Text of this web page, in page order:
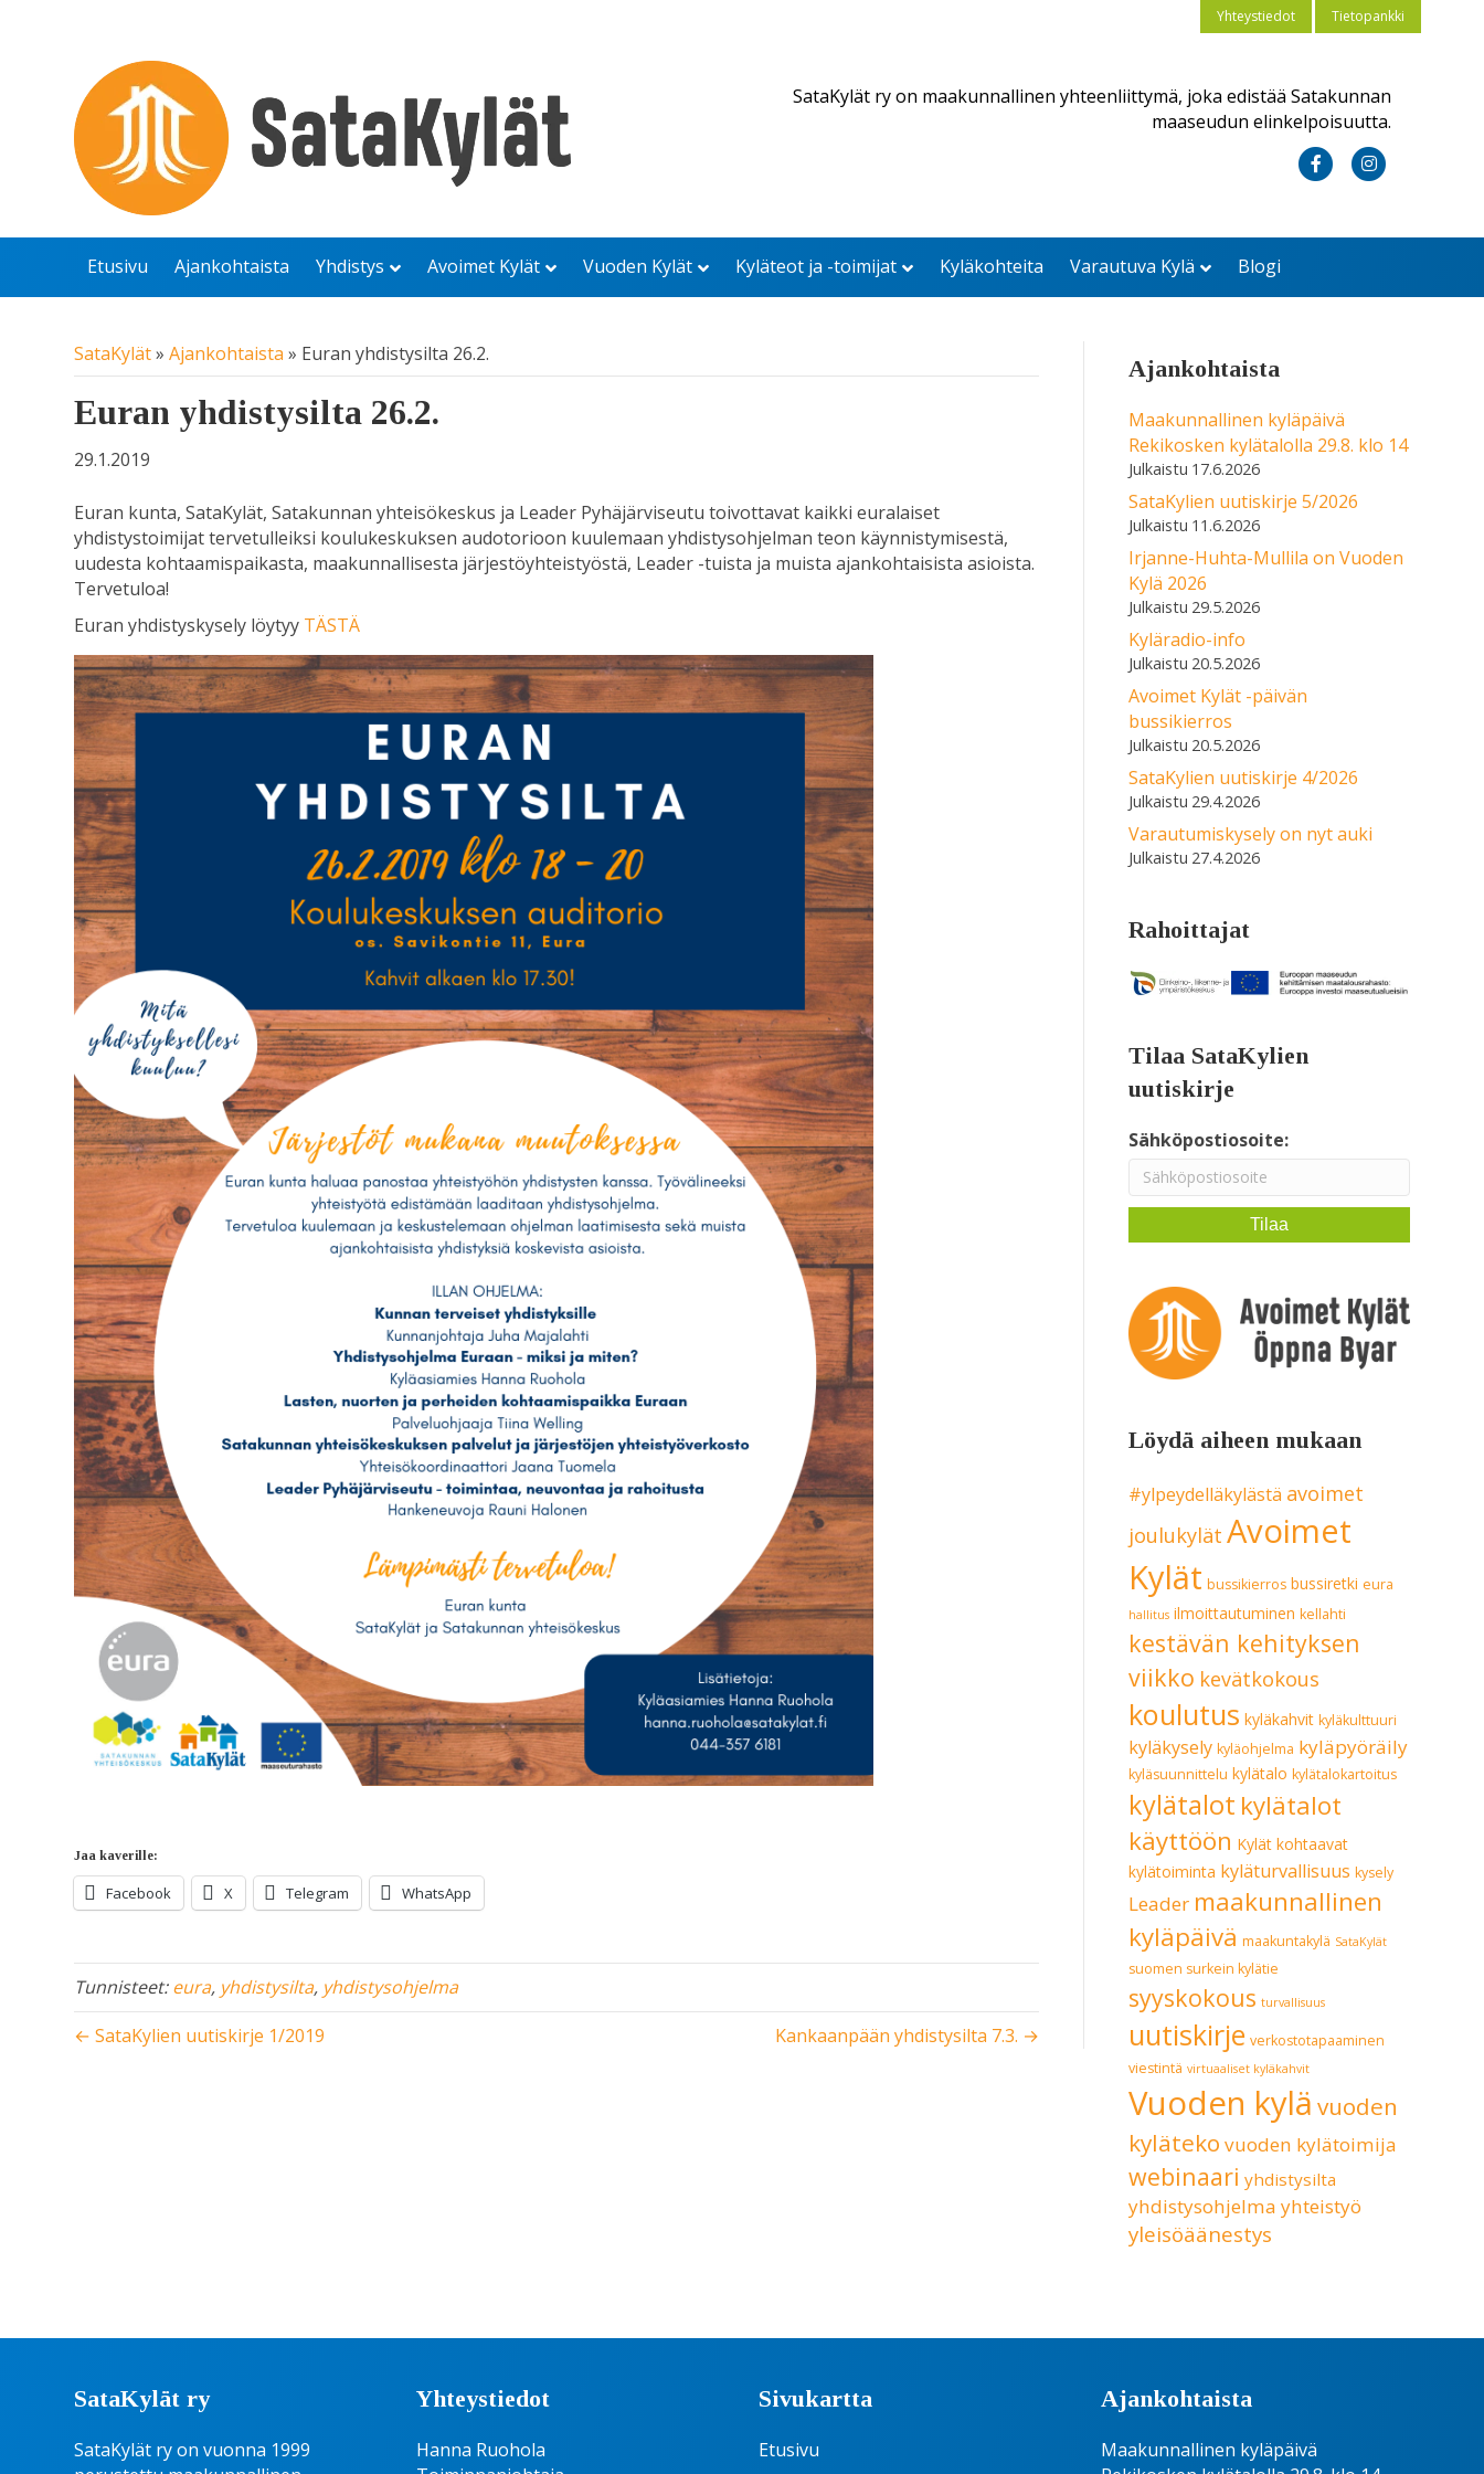
Yhteystiedot Tietopankki
SataKylät ry on maakunnallinen yhteenliittymä, joka edistää Satakunnan
maaseudun elinkelpoisuutta.
c
b
k
s
a
m
Etusivu Ajankohtaista Yhdistys Avoimet Kylät Vuoden Kylät Kyläteot ja -toimijat Kyläkohteita Varautuva Kylä Blogi
SataKylät»Ajankohtaista » Euran yhdistysilta 26.2.
Euran yhdistysilta 26.2.
29.1.2019
Euran kunta, SataKylät, Satakunnan yhteisökeskus ja Leader Pyhäjärviseutu toivottavat kaikki euralaiset
yhdistystoimijat tervetulleiksi koulukeskuksen audotorioon kuulemaan yhdistysohjelman teon käynnistymisestä,
uudesta kohtaamispaikasta, maakunnallisesta järjestöyhteistyöstä, Leader -tuista ja muista ajankohtaisista asioista.
Tervetuloa!
Euran yhdistyskysely löytyy TÄSTÄ
Jaa kaverille:
Facebook X Telegram WhatsApp
Tunnisteet:eura, yhdistysilta, yhdistysohjelma
← SataKylien uutiskirje 1/2019
Kankaanpään yhdistysilta 7.3. →
Ajankohtaista
Maakunnallinen kyläpäivä
Rekikosken kylätalolla 29.8. klo 14
17.6.2026
SataKylien uutiskirje 5/2026
11.6.2026
Irjanne-Huhta-Mullila on Vuoden
Kylä 2026
29.5.2026
Kyläradio-info
20.5.2026
Avoimet Kylät -päivän
bussikierros
20.5.2026
SataKylien uutiskirje 4/2026
29.4.2026
Varautumiskysely on nyt auki
27.4.2026
Rahoittajat
Tilaa SataKylien
uutiskirje
Sähköpostiosoite:
Löydä aiheen mukaan
#ylpeydelläkylästä avoimet
joulukylät Avoimet
Kylät bussikierros bussiretki eura
hallitus ilmoittautuminen kellahti
kestävän kehityksen
viikko kevätkokous
koulutus kyläkahvit kyläkulttuuri
kyläkysely kyläohjelma kyläpyöräily
kyläsuunnittelu kylätalo kylätalokartoitus
kylätalot kylätalot
käyttöön Kylät kohtaavat
kylätoiminta kyläturvallisuus kysely
Leader maakunnallinen
kyläpäivä maakuntakylä SataKylät
suomen surkein kylätie
syyskokous turvallisuus
uutiskirje verkostotapaaminen
viestintä virtuaaliset kyläkahvit
Vuoden kylä vuoden
kyläteko vuoden kylätoimija
webinaari yhdistysilta
yhdistysohjelma yhteistyö
yleisöäänestys
SataKylät ry
SataKylät ry on vuonna 1999
Yhteystiedot
Hanna Ruohola
Sivukartta
Etusivu
Ajankohtaista
Maakunnallinen kyläpäivä